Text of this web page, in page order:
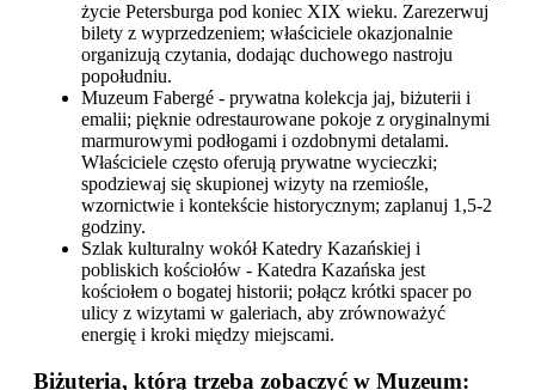
życie Petersburga pod koniec XIX wieku. Zarezerwuj
bilety z wyprzedzeniem; właściciele okazjonalnie
organizują czytania, dodając duchowego nastroju
popołudniu.
Muzeum Fabergé - prywatna kolekcja jaj, biżuterii i
emalii; pięknie odrestaurowane pokoje z oryginalnymi
marmurowymi podłogami i ozdobnymi detalami.
Właściciele często oferują prywatne wycieczki;
spodziewaj się skupionej wizyty na rzemiośle,
wzornictwie i kontekście historycznym; zaplanuj 1,5-2
godziny.
Szlak kulturalny wokół Katedry Kazańskiej i
pobliskich kościołów - Katedra Kazańska jest
kościołem o bogatej historii; połącz krótki spacer po
ulicy z wizytami w galeriach, aby zrównoważyć
energię i kroki między miejscami.
Biżuteria, którą trzeba zobaczyć w Muzeum: